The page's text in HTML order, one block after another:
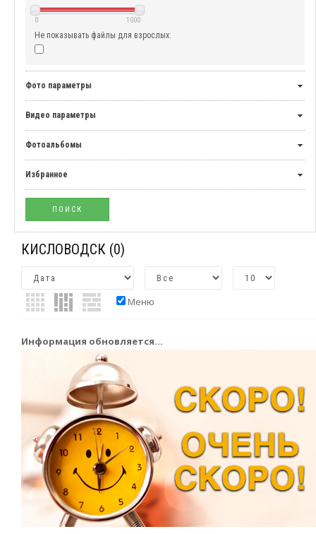
0 1000
Не показывать файлы для взрослых:
Фото параметры
Видео параметры
Фотоальбомы
Избранное
КИСЛОВОДСК (0)
Меню
Информация обновляется...